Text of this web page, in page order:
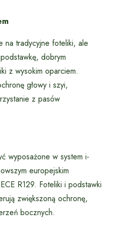
na tradycyjne foteliki, ale
dobrym
z wysokim oparciem.
głowy i szyi,
z pasów
wyposażone w system i-
europejskim
R129. Foteliki i podstawki
zwiększoną ochronę,
bocznych.